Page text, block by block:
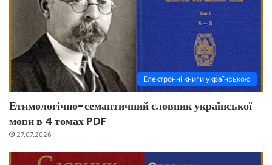
Електронні книги українською
Етимологічно-семантичний словник української
мови в 4 томах PDF
27.07.2026